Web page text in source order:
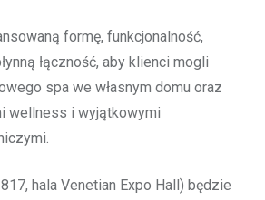
formę, funkcjonalność,
łączność, aby klienci mogli
spa we własnym domu oraz
wellness i wyjątkowymi
hala Venetian Expo Hall) będzie